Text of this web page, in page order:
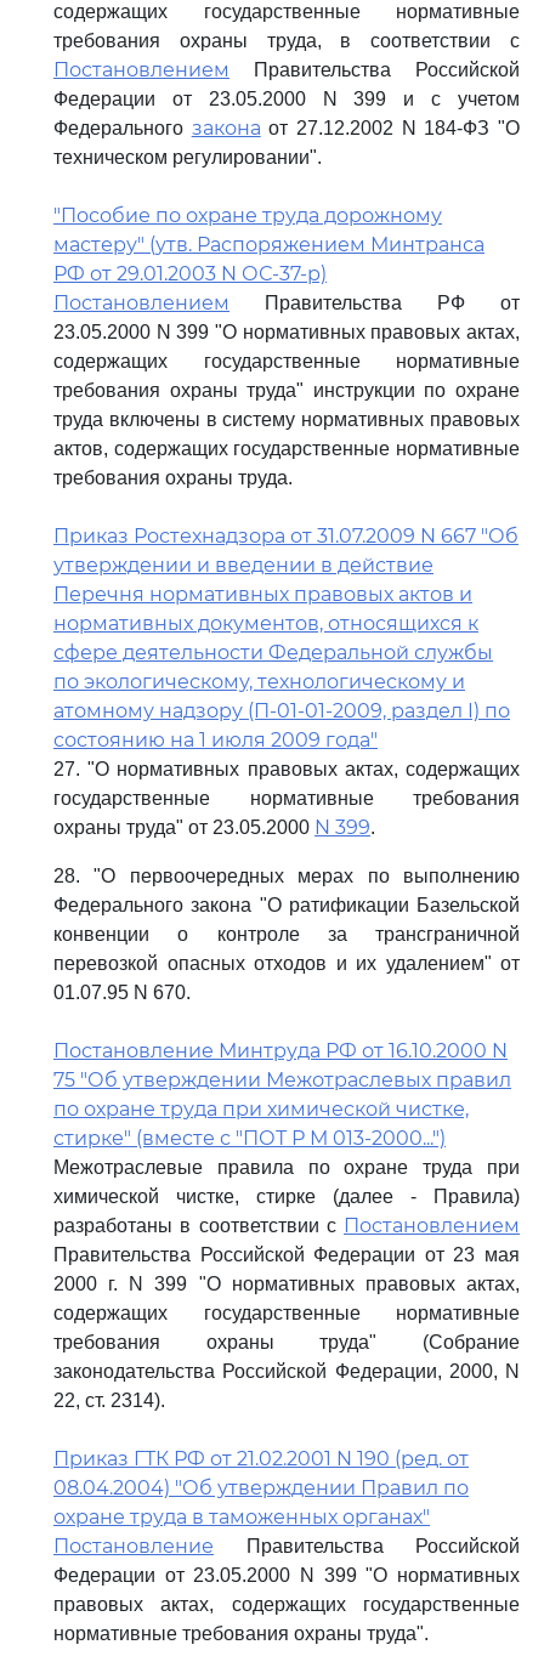
содержащих государственные нормативные
требования охраны труда, в соответствии с
Постановлением
Правительства Российской
Федерации от 23.05.2000 N 399 и с учетом
Федерального закона от 27.12.2002 N 184-ФЗ "О
техническом регулировании".
"Пособие по охране труда дорожному
мастеру" (утв. Распоряжением Минтранса
РФ от 29.01.2003 N ОС-37-р)
Постановлением
Правительства РФ от
23.05.2000 N 399 "О нормативных правовых актах,
содержащих государственные нормативные
требования охраны труда" инструкции по охране
труда включены в систему нормативных правовых
актов, содержащих государственные нормативные
требования охраны труда.
Приказ Ростехнадзора от 31.07.2009 N 667 "Об
утверждении и введении в действие
Перечня нормативных правовых актов и
нормативных документов, относящихся к
сфере деятельности Федеральной службы
по экологическому, технологическому и
атомному надзору (П-01-01-2009, раздел I) по
состоянию на 1 июля 2009 года"
27. "О нормативных правовых актах, содержащих
государственные нормативные требования
охраны труда" от 23.05.2000 N 399.
28. "О первоочередных мерах по выполнению
Федерального закона "О ратификации Базельской
конвенции о контроле за трансграничной
перевозкой опасных отходов и их удалением" от
01.07.95 N 670.
Постановление Минтруда РФ от 16.10.2000 N
75 "Об утверждении Межотраслевых правил
по охране труда при химической чистке,
стирке" (вместе с "ПОТ Р М 013-2000...")
Межотраслевые правила по охране труда при
химической чистке, стирке (далее - Правила)
разработаны в соответствии с Постановлением
Правительства Российской Федерации от 23 мая
2000 г. N 399 "О нормативных правовых актах,
содержащих государственные нормативные
требования охраны труда" (Собрание
законодательства Российской Федерации, 2000, N
22, ст. 2314).
Приказ ГТК РФ от 21.02.2001 N 190 (ред. от
08.04.2004) "Об утверждении Правил по
охране труда в таможенных органах"
Постановление Правительства Российской
Федерации от 23.05.2000 N 399 "О нормативных
правовых актах, содержащих государственные
нормативные требования охраны труда".